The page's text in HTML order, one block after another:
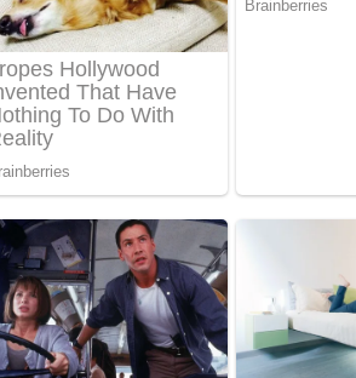
- ආදරේ වැඩි නිසා ගීතයේ පද පෙළ
- උණුහුම ගීතයේ පද පෙළ
කටකාර ගීතයේ පද පෙළ
Lyrics - තරු යායේ දිලෙනා ගීතයේ පද පෙළ
- ඔව් මං සෝසා ගීතයේ පද පෙළ
- ආයේ ලංවීලා ගීතයේ පද පෙළ